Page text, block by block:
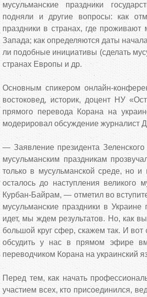
мусульманские праздники
подняли и другие вопросы: как
праздники в странах, где проживают
Запада; как определяются даты
ли подобные инициативы (сделать
странах Европы и др.
Основным спикером онлайн-
востоковед, историк, доцент НУ
прямого перевода Корана на
модерировал обсуждение журналист
— Заявление президента Зеленского
мусульманским праздникам
только в мусульманской среде, но
осталось до наступления великого
Курбан-Байрам, — отметил во
мусульманские праздники в
идет, мы ждем результатов. Но, как
большой круг сфер, скажем так. И вот
обсудить у нас в прямом эфире
переводчиком Корана на украинский
Перед тем, как начать
участием всех, кто присоединился,